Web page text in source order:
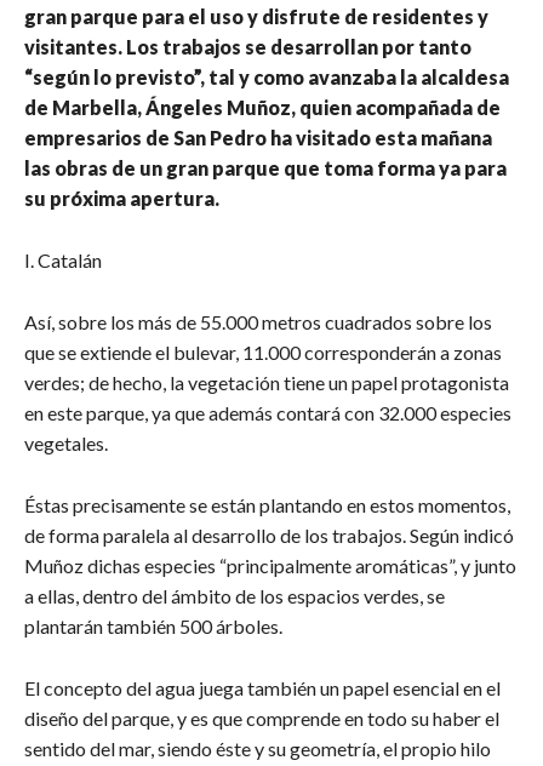
gran parque para el uso y disfrute de residentes y
visitantes. Los trabajos se desarrollan por tanto
“según lo previsto”, tal y como avanzaba la alcaldesa
de Marbella, Ángeles Muñoz, quien acompañada de
empresarios de San Pedro ha visitado esta mañana
las obras de un gran parque que toma forma ya para
su próxima apertura.
I. Catalán
Así, sobre los más de 55.000 metros cuadrados sobre los
que se extiende el bulevar, 11.000 corresponderán a zonas
verdes; de hecho, la vegetación tiene un papel protagonista
en este parque, ya que además contará con 32.000 especies
vegetales.
Éstas precisamente se están plantando en estos momentos,
de forma paralela al desarrollo de los trabajos. Según indicó
Muñoz dichas especies “principalmente aromáticas”, y junto
a ellas, dentro del ámbito de los espacios verdes, se
plantarán también 500 árboles.
El concepto del agua juega también un papel esencial en el
diseño del parque, y es que comprende en todo su haber el
sentido del mar, siendo éste y su geometría, el propio hilo